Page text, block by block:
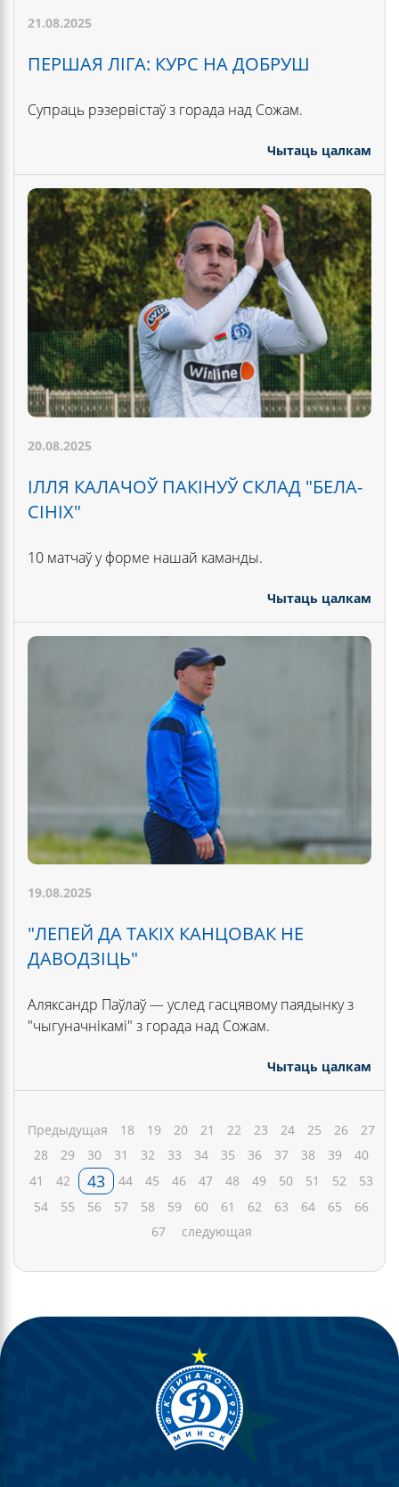
21.08.2025
ПЕРШАЯ ЛІГА: КУРС НА ДОБРУШ
Супраць рэзервістаў з горада над Сожам.
Чытаць цалкам
20.08.2025
ІЛЛЯ КАЛАЧОЎ ПАКІНУЎ СКЛАД "БЕЛА-
СІНІХ"
10 матчаў у форме нашай каманды.
Чытаць цалкам
19.08.2025
"ЛЕПЕЙ ДА ТАКІХ КАНЦОВАК НЕ
ДАВОДЗІЦЬ"
Аляксандр Паўлаў — услед гасцявому паядынку з
"чыгуначнікамі" з горада над Сожам.
Чытаць цалкам
Предыдущая 18 19 20 21 22 23 24 25 26
27
28
29 30 31 32 33 34 35 36 37 38 39
40
41
42 43 44 45 46 47 48 49 50 51 52
53
54
55 56 57 58 59 60 61 62 63 64 65
66
67
следующая